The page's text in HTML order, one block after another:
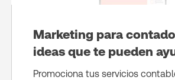
Marketing para
ideas que te pueden
Promociona tus servicios